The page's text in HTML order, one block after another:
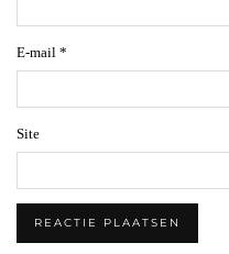
E-mail *
Site